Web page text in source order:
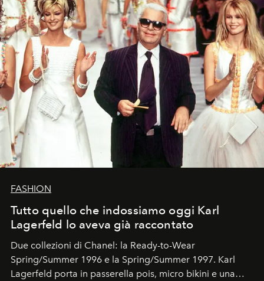
FASHION
Tutto quello che indossiamo oggi Karl
Lagerfeld lo aveva già raccontato
Due collezioni di Chanel: la Ready-to-Wear
Spring/Summer 1996 e la Spring/Summer 1997. Karl
Lagerfeld porta in passerella pois, micro bikini e una